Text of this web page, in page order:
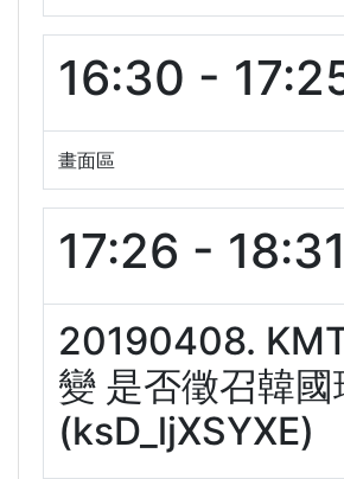
16:30 -
畫面區
17:26 - 18:31
20190408.
變 是否徵召韓
(ksD_ljXSYXE)